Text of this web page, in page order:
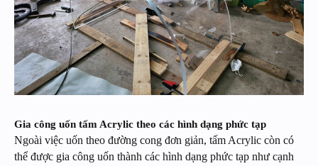
Gia công uốn tấm Acrylic theo các hình dạng phức tạp
Ngoài việc uốn theo đường cong đơn giản, tấm Acrylic còn có
thể được gia công uốn thành các hình dạng phức tạp như cạnh